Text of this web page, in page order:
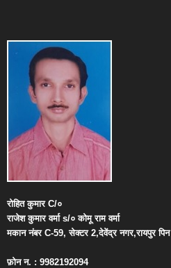
रोहित कुमारC/०
राजेश कुमार वर्माs/० कोमू राम वर्मा
मकान नंबरC-59,सेक्टर2,देवेंद्र नगर,रायपुर पिन
फ़ोन न. : 9982192094